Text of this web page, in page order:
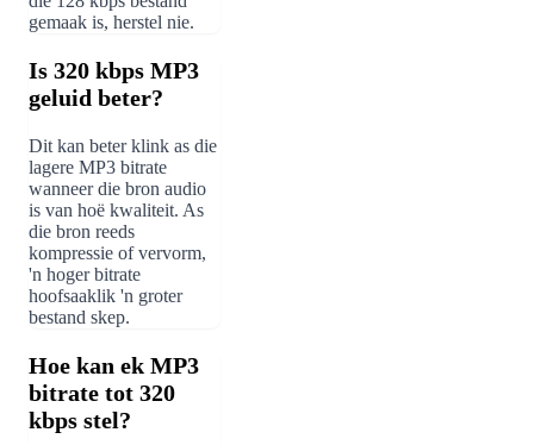
gemaak is, herstel nie.
Is 320 kbps MP3
geluid beter?
Dit kan beter klink as die
lagere MP3 bitrate
wanneer die bron audio
is van hoë kwaliteit. As
die bron reeds
kompressie of vervorm,
'n hoger bitrate
hoofsaaklik 'n groter
bestand skep.
Hoe kan ek MP3
bitrate tot 320
kbps stel?